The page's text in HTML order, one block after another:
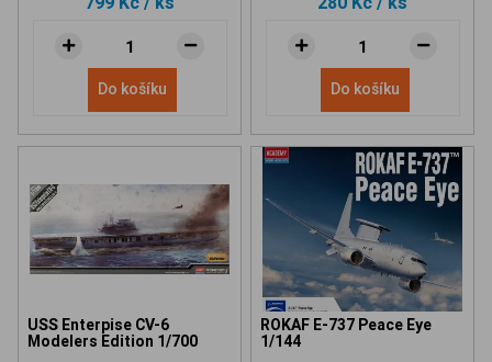
Do košíku Do košíku
USS Enterpise CV-6
Modelers Edition 1/700
ROKAF E-737 Peace Eye
1/144